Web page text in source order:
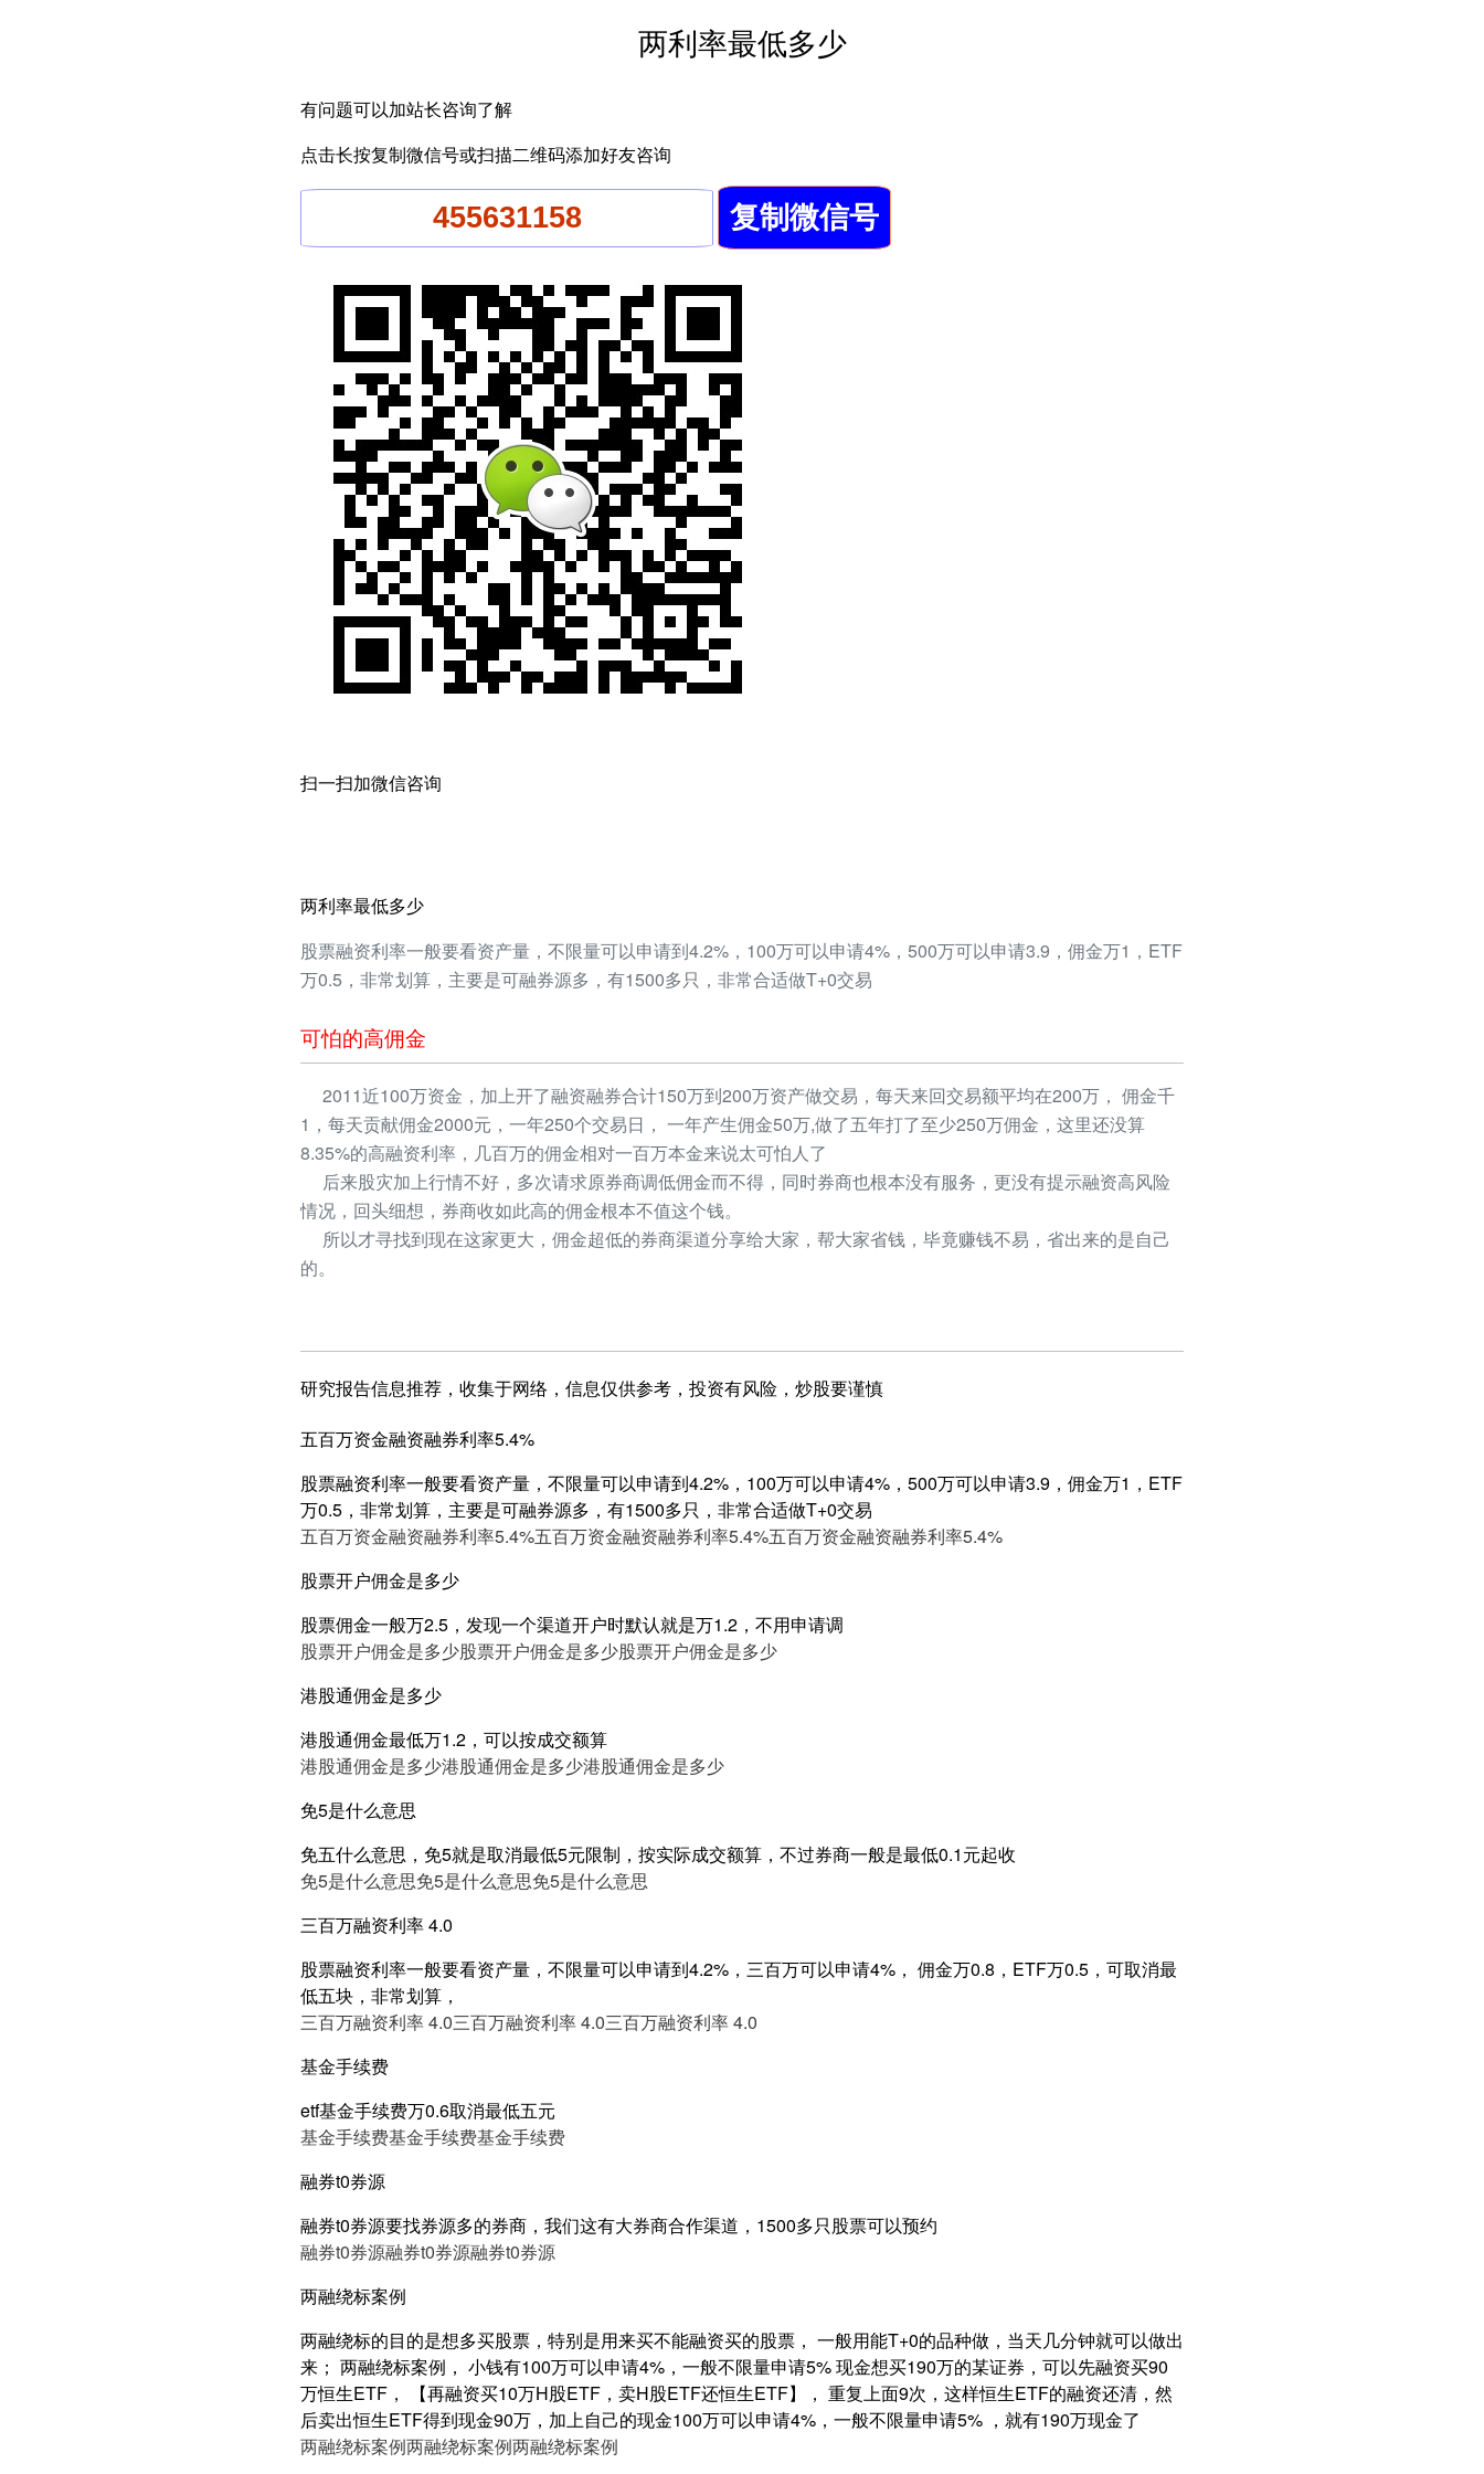
两利率最低多少
有问题可以加站长咨询了解
点击长按复制微信号或扫描二维码添加好友咨询
扫一扫加微信咨询
两利率最低多少
股票融资利率一般要看资产量，不限量可以申请到4.2%，100万可以申请4%，500万可以申请3.9，佣金万1，ETF
万0.5，非常划算，主要是可融券源多，有1500多只，非常合适做T+0交易
可怕的高佣金
2011近100万资金，加上开了融资融券合计150万到200万资产做交易，每天来回交易额平均在200万， 佣金千
1，每天贡献佣金2000元，一年250个交易日， 一年产生佣金50万,做了五年打了至少250万佣金，这里还没算
8.35%的高融资利率，几百万的佣金相对一百万本金来说太可怕人了
后来股灾加上行情不好，多次请求原券商调低佣金而不得，同时券商也根本没有服务，更没有提示融资高风险
情况，回头细想，券商收如此高的佣金根本不值这个钱。
所以才寻找到现在这家更大，佣金超低的券商渠道分享给大家，帮大家省钱，毕竟赚钱不易，省出来的是自己
的。
研究报告信息推荐，收集于网络，信息仅供参考，投资有风险，炒股要谨慎
五百万资金融资融券利率5.4%
股票融资利率一般要看资产量，不限量可以申请到4.2%，100万可以申请4%，500万可以申请3.9，佣金万1，ETF
万0.5，非常划算，主要是可融券源多，有1500多只，非常合适做T+0交易
五百万资金融资融券利率5.4%五百万资金融资融券利率5.4%五百万资金融资融券利率5.4%
股票开户佣金是多少
股票佣金一般万2.5，发现一个渠道开户时默认就是万1.2，不用申请调
股票开户佣金是多少股票开户佣金是多少股票开户佣金是多少
港股通佣金是多少
港股通佣金最低万1.2，可以按成交额算
港股通佣金是多少港股通佣金是多少港股通佣金是多少
免5是什么意思
免五什么意思，免5就是取消最低5元限制，按实际成交额算，不过券商一般是最低0.1元起收
免5是什么意思免5是什么意思免5是什么意思
三百万融资利率 4.0
股票融资利率一般要看资产量，不限量可以申请到4.2%，三百万可以申请4%， 佣金万0.8，ETF万0.5，可取消最
低五块，非常划算，
三百万融资利率 4.0三百万融资利率 4.0三百万融资利率 4.0
基金手续费
etf基金手续费万0.6取消最低五元
基金手续费基金手续费基金手续费
融券t0券源
融券t0券源要找券源多的券商，我们这有大券商合作渠道，1500多只股票可以预约
融券t0券源融券t0券源融券t0券源
两融绕标案例
两融绕标的目的是想多买股票，特别是用来买不能融资买的股票， 一般用能T+0的品种做，当天几分钟就可以做出
来； 两融绕标案例， 小钱有100万可以申请4%，一般不限量申请5% 现金想买190万的某证券，可以先融资买90
万恒生ETF， 【再融资买10万H股ETF，卖H股ETF还恒生ETF】， 重复上面9次，这样恒生ETF的融资还清，然
后卖出恒生ETF得到现金90万，加上自己的现金100万可以申请4%，一般不限量申请5% ，就有190万现金了
两融绕标案例两融绕标案例两融绕标案例